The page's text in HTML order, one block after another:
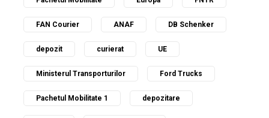
FAN Courier ANAF DB Schenker
depozit curierat UE
Ministerul Transporturilor Ford Trucks
Pachetul Mobilitate 1 depozitare